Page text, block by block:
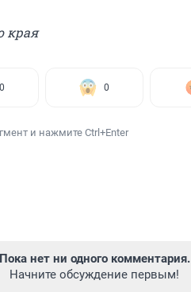
края
0 0
и нажмите Ctrl+Enter
Пока нет ни одного комментария.
Начните обсуждение первым!